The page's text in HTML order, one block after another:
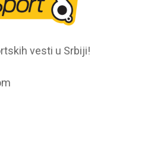
vesti u Srbiji!